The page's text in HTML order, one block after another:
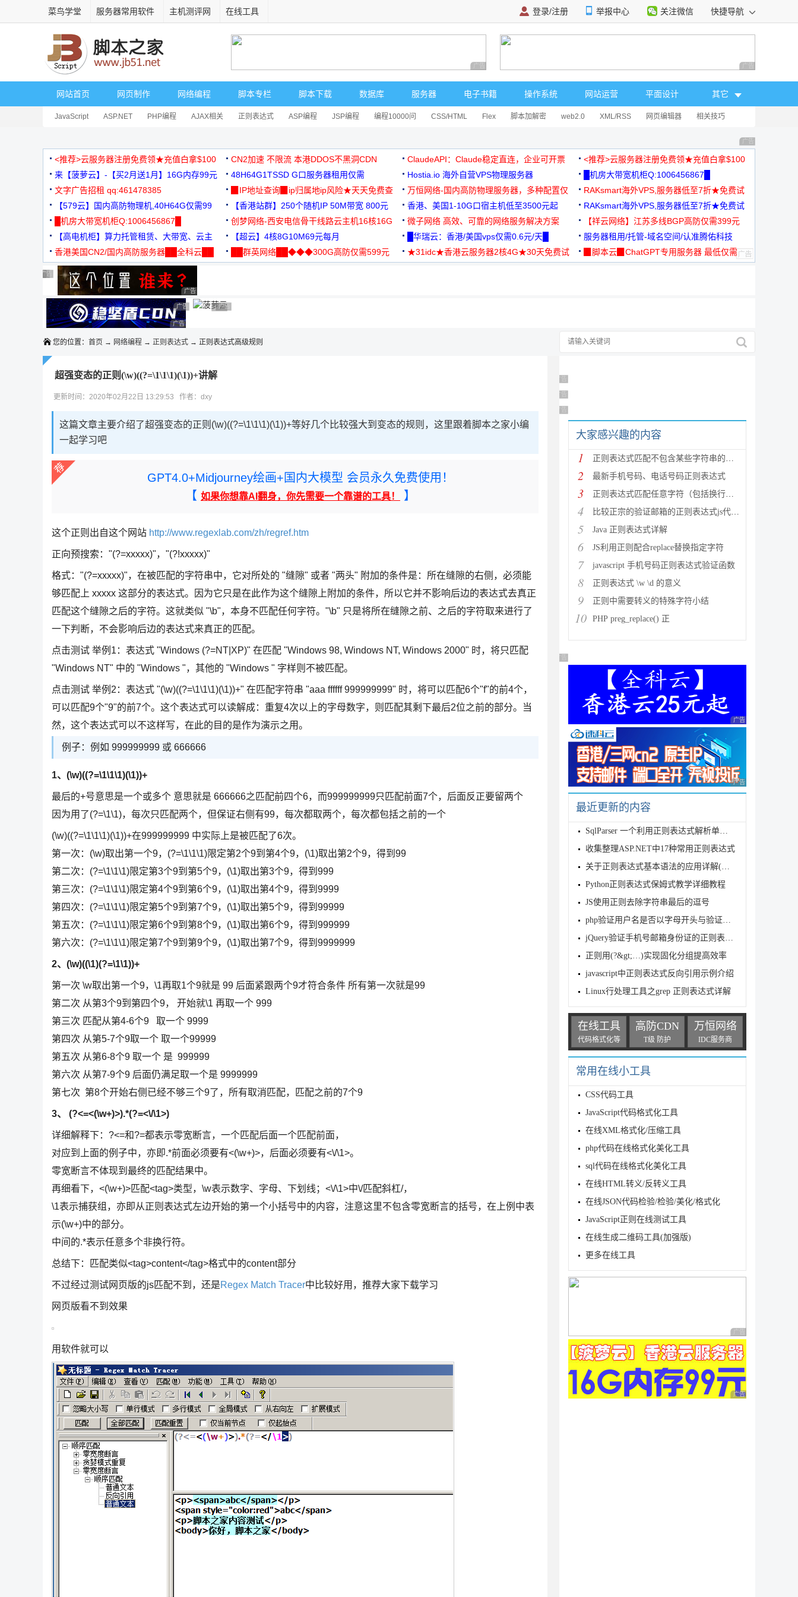
菜鸟学堂 服务器常用软件 主机测评网 在线工具 登录/注册 举报中心 关注微信 快捷导航
广告 商业广告，理性选择 广告 商业广告，理
网站首页 网页制作 网络编程 脚本专栏 脚本下载 数据库 服务器 电子书籍 操作系统 网站运营 平面设计 其它
JavaScript ASP.NET PHP编程 AJAX相关 正则表达式 ASP编程 JSP编程 编程10000问 CSS/HTML Flex 脚本加解密 web2.0 XML/RSS 网页编辑器 相关技巧
广告 商业广告，理
<推荐>云服务器注册免费领★充值白拿$100 CN2加速 不限流 本港DDOS不黑洞CDN ClaudeAPI：Claude稳定直连，企业可开票
<推荐>云服务器注册免费领★充值白拿$100
来【菠萝云】-【买2月送1月】16G内存99元
48H64G1TSSD G口服务器租用仅需
3000+可免费测试
Hostia.io 海外自营VPS物理服务器
█机房大带宽机柜Q:1006456867█
文字广告招租 qq:461478385
▉IP地址查询▉ip归属地ip风险★天天免费查
万恒网络-国内高防物理服务器，多种配置仅
99元/月起
RAKsmart海外VPS,服务器低至7折★免费试
用★
【579云】国内高防物理机,40H64G仅需99
元
【香港站群】250个随机IP 50M带宽 800元 香港、美国1-10G口宿主机低至3500元起
RAKsmart海外VPS,服务器低至7折★免费试
用★
█机房大带宽机柜Q:1006456867█
创梦网络-西安电信骨干线路云主机16核16G
88元/月
微子网络 高效、可靠的网络服务解决方案
【祥云网络】江苏多线BGP高防仅需399元
【高电机柜】算力托管租赁、大带宽、云主
机
【超云】4核8G10M69元每月 █华瑞云：香港/美国vps仅需0.6元/天█
服务器租用/托管-域名空间/认准腾佑科技
香港美国CN2/国内高防服务器██全科云██
██群英网络██◆◆◆300G高防仅需599元
★31idc★香港云服务器2核4G★30天免费试
▉脚本云▉ChatGPT专用服务器 最低仅需
广告 商业广告，理性选择
广告 商业广告，理性选择
广告 商业广告，理性选择
广告 商业广告，理性选择
广告 商业广告，理性选择
广告 商业广告，理性选择
广告 商业广告，理性选择
广告 商业广告，理性选择广告 商业广告，理性选择
广告 商业广告，理性选择
您的位置： 首页 → 网络编程 → 正则表达式 → 正则表达式高级规则
超强变态的正则(\w)((?=\1\1\1)(\1))+讲解
更新时间：2020年02月22日 13:29:53 作者：dxy
这篇文章主要介绍了超强变态的正则(\w)((?=\1\1\1)(\1))+等好几个比较强大到变态的规则，这里跟着脚本之家小编
一起学习吧
GPT4.0+Midjourney绘画+国内大模型 会员永久免费使用！
【 如果你想靠AI翻身，你先需要一个靠谱的工具！ 】
这个正则出自这个网站 http://www.regexlab.com/zh/regref.htm
正向预搜索："(?=xxxxx)"，"(?!xxxxx)"
格式："(?=xxxxx)"，在被匹配的字符串中，它对所处的 "缝隙" 或者 "两头" 附加的条件是：所在缝隙的右侧，必须能
够匹配上 xxxxx 这部分的表达式。因为它只是在此作为这个缝隙上附加的条件，所以它并不影响后边的表达式去真正
匹配这个缝隙之后的字符。这就类似 "\b"，本身不匹配任何字符。"\b" 只是将所在缝隙之前、之后的字符取来进行了
一下判断，不会影响后边的表达式来真正的匹配。
点击测试 举例1：表达式 "Windows (?=NT|XP)" 在匹配 "Windows 98, Windows NT, Windows 2000" 时，将只匹配
"Windows NT" 中的 "Windows "，其他的 "Windows " 字样则不被匹配。
点击测试 举例2：表达式 "(\w)((?=\1\1\1)(\1))+" 在匹配字符串 "aaa ffffff 999999999" 时，将可以匹配6个"f"的前4个，
可以匹配9个"9"的前7个。这个表达式可以读解成：重复4次以上的字母数字，则匹配其剩下最后2位之前的部分。当
然，这个表达式可以不这样写，在此的目的是作为演示之用。
例子：例如 999999999 或 666666
1、(\w)((?=\1\1\1)(\1))+
最后的+号意思是一个或多个 意思就是 666666之匹配前四个6，而999999999只匹配前面7个，后面反正要留两个
因为用了(?=\1\1)，每次只匹配两个，但保证右侧有99，每次都取两个，每次都包括之前的一个
(\w)((?=\1\1\1)(\1))+在999999999 中实际上是被匹配了6次。
第一次：(\w)取出第一个9，(?=\1\1\1)限定第2个9到第4个9，(\1)取出第2个9，得到99
第二次：(?=\1\1\1)限定第3个9到第5个9，(\1)取出第3个9，得到999
第三次：(?=\1\1\1)限定第4个9到第6个9，(\1)取出第4个9，得到9999
第四次：(?=\1\1\1)限定第5个9到第7个9，(\1)取出第5个9，得到99999
第五次：(?=\1\1\1)限定第6个9到第8个9，(\1)取出第6个9，得到999999
第六次：(?=\1\1\1)限定第7个9到第9个9，(\1)取出第7个9，得到9999999
2、(\w)((\1)(?=\1\1))+
第一次 \w取出第一个9，\1再取1个9就是 99 后面紧跟两个9才符合条件 所有第一次就是99
第二次 从第3个9到第四个9， 开始就\1 再取一个 999
第三次 匹配从第4-6个9 取一个 9999
第四次 从第5-7个9取一个 取一个99999
第五次 从第6-8个9 取一个 是 999999
第六次 从第7-9个9 后面仍满足取一个是 9999999
第七次 第8个开始右侧已经不够三个9了，所有取消匹配，匹配之前的7个9
3、 (?<=<(\w+)>).*(?=<\/\1>)
详细解释下：?<=和?=都表示零宽断言，一个匹配后面一个匹配前面，
对应到上面的例子中，亦即.*前面必须要有<(\w+)>，后面必须要有<\/\1>。
零宽断言不体现到最终的匹配结果中。
再细看下，<(\w+)>匹配<tag>类型，\w表示数字、字母、下划线；<\/\1>中\/匹配斜杠/，
\1表示捕获组，亦即从正则表达式左边开始的第一个小括号中的内容，注意这里不包含零宽断言的括号，在上例中表
示(\w+)中的部分。
中间的.*表示任意多个非换行符。
总结下：匹配类似<tag>content</tag>格式中的content部分
不过经过测试网页版的js匹配不到，还是Regex Match Tracer中比较好用，推荐大家下载学习
网页版看不到效果
用软件就可以
广告 商业广告，理性选择
广告 商业广告，理性选择
广告 商业广告，理性选择
大家感兴趣的内容
1 正则表达式匹配不包含某些字符串的技巧
2 最新手机号码、电话号码正则表达式
3 正则表达式匹配任意字符（包括换行符）的写法
4 比较正宗的验证邮箱的正则表达式js代码详解
5 Java 正则表达式详解
6 JS利用正则配合replace替换指定字符
7 javascript 手机号码正则表达式验证函数
8 正则表达式 \w \d 的意义
9 正则中需要转义的特殊字符小结
10 PHP preg_replace() 正
广告 商业广告，理性选择
广告 商业广告，理性
广告 商业广告，理性
最近更新的内容
SqlParser 一个利用正则表达式解析单句SQL的类
收集整理ASP.NET中17种常用正则表达式
关于正则表达式基本语法的应用详解(必看篇)
Python正则表达式保姆式教学详细教程
JS使用正则去除字符串最后的逗号
php验证用户名是否以字母开头与验证密码实例
jQuery验证手机号邮箱身份证的正则表达式（含港澳台）
正则用(?&gt;…)实现固化分组提高效率
javascript中正则表达式反向引用示例介绍
Linux行处理工具之grep 正则表达式详解
在线工具
代码格式化等
高防CDN
T级 防护
万恒网络
IDC服务商
常用在线小工具
CSS代码工具
JavaScript代码格式化工具
在线XML格式化/压缩工具
php代码在线格式化美化工具
sql代码在线格式化美化工具
在线HTML转义/反转义工具
在线JSON代码检验/检验/美化/格式化
JavaScript正则在线测试工具
在线生成二维码工具(加强版)
更多在线工具
广告 商业广告，理性
广告 商业广告，理性